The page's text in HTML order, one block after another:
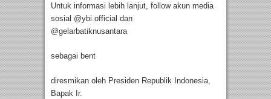
Untuk informasi lebih lanjut, follow akun media
sosial @ybi.official dan
@gelarbatiknusantara
sebagai bent
diresmikan oleh Presiden Republik Indonesia,
Bapak Ir.